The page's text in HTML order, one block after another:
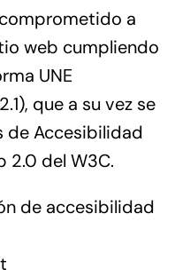
a
web cumpliendo
UNE
que a su vez se
de Accesibilidad
2.0 del W3C.
de accesibilidad